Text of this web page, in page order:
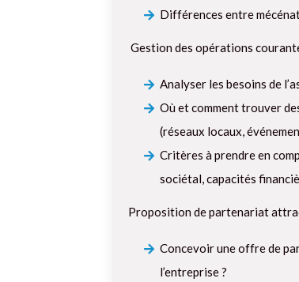
Différences entre
Gestion des opérations
Analyser les besoins de
Où et comment trouver
(réseaux locaux,
Critères à prendre en
sociétal, capacités
Proposition de partenariat
Concevoir une offre de
l’entreprise ?